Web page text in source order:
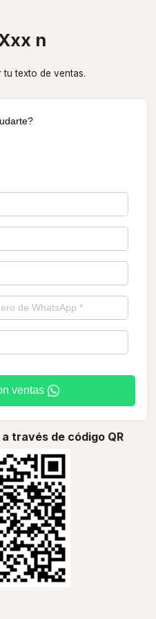
n
tu texto de ventas.
ventas
través de código QR